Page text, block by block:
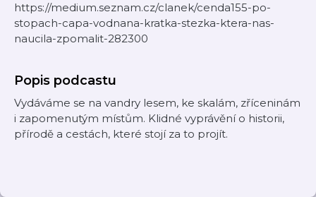
https://medium.seznam.cz/clanek/cenda155-po-
stopach-capa-vodnana-kratka-stezka-ktera-nas-
naucila-zpomalit-282300⁠
Popis podcastu
Vydáváme se na vandry lesem, ke skalám, zříceninám
i zapomenutým místům. Klidné vyprávění o historii,
přírodě a cestách, které stojí za to projít.